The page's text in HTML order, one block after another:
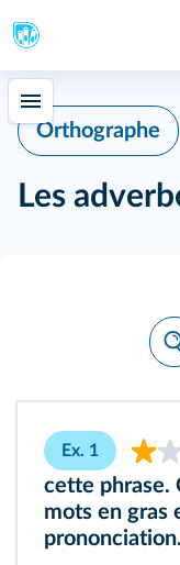
Orthographe
Les
Ex. 1
cette phrase.
mots en gras